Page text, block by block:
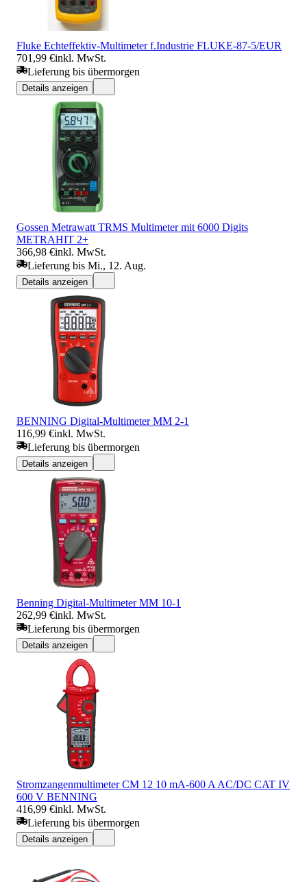
Fluke Echteffektiv-Multimeter f.Industrie FLUKE-87-5/EUR
701,99 €inkl. MwSt.
Lieferung bis übermorgen
Details anzeigen
Gossen Metrawatt TRMS Multimeter mit 6000 Digits
METRAHIT 2+
366,98 €inkl. MwSt.
Lieferung bis Mi., 12. Aug.
Details anzeigen
BENNING Digital-Multimeter MM 2-1
116,99 €inkl. MwSt.
Lieferung bis übermorgen
Details anzeigen
Benning Digital-Multimeter MM 10-1
262,99 €inkl. MwSt.
Lieferung bis übermorgen
Details anzeigen
Stromzangenmultimeter CM 12 10 mA-600 A AC/DC CAT IV
600 V BENNING
416,99 €inkl. MwSt.
Lieferung bis übermorgen
Details anzeigen